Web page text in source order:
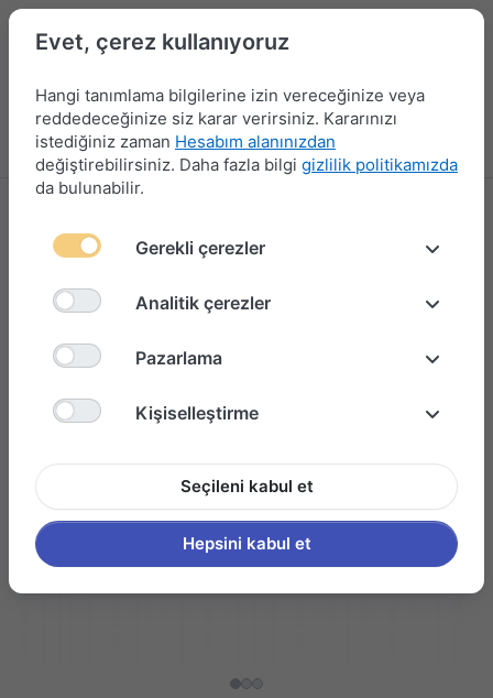
Menü Giriş yap Karşılaştırma Favori Listesi
Evet, çerez kullanıyoruz
Hangi tanımlama bilgilerine izin vereceğinize veya
reddedeceğinize siz karar verirsiniz. Kararınızı
istediğiniz zaman Hesabım alanınızdan
değiştirebilirsiniz. Daha fazla bilgi gizlilik politikamızda
da bulunabilir.
Gerekli çerezler
Analitik çerezler
Pazarlama
Kişiselleştirme
Seçileni kabul et
Hepsini kabul et